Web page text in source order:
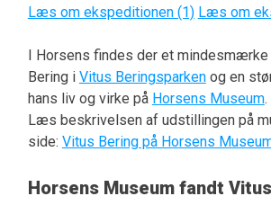
Læs om ekspeditionen (1) Læs om
I Horsens findes der et mindesmærke
Bering i Vitus Beringsparkenog en
hans liv og virke på Horsens Museum.
Læs beskrivelsen af udstillingen på
side: Vitus Bering på Horsens
Horsens Museum fandt